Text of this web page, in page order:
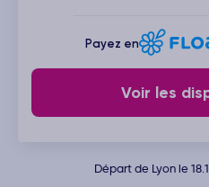
Payez en
Voir les
Départ de Lyon le